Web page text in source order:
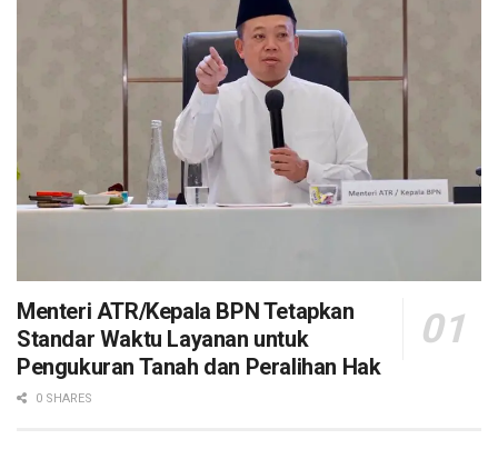
Menteri ATR/Kepala BPN Tetapkan
Standar Waktu Layanan untuk
Pengukuran Tanah dan Peralihan Hak
0 SHARES